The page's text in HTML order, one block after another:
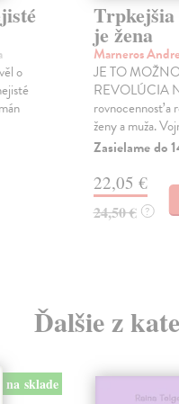
o
je žena
Marneros
JE TO
REVOLÚCIA
rovnocennosť a
ženy a muža.
Zasielame do
22,05 €
24,50 € ?
Ďalšie z
na sklade